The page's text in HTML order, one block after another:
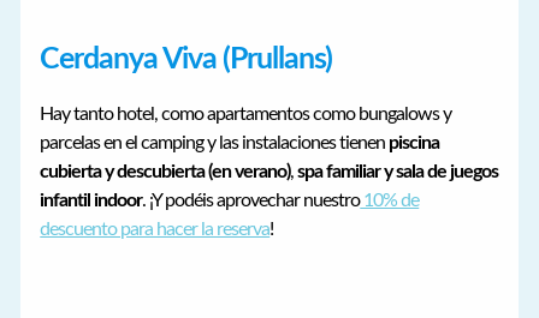
Cerdanya Viva (Prullans)
Hay tanto hotel, como apartamentos como bungalows y
parcelas en el camping y las instalaciones tienen piscina
cubierta y descubierta (en verano),spa familiar y sala de juegos
infantil indoor. ¡Y podéis aprovechar nuestro10% de
descuento para hacer la reserva!